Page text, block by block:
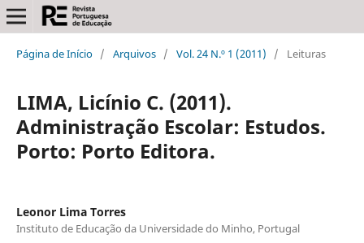
Página de Início / Arquivos / Vol. 24 N.º 1 (2011) / Leituras
LIMA, Licínio C. (2011).
Administração Escolar: Estudos.
Porto: Porto Editora.
Leonor Lima Torres
Instituto de Educação da Universidade do Minho, Portugal